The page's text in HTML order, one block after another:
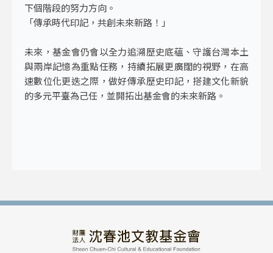
下個階段的努力方向。
「傳承時代印記，共創未來新路！」
未來，基金會仍會以全力追溯歷史底蘊、守護台灣本土
與兩岸記憶為重點任務，持續拓展更廣闊的視野，在高
速數位化更迭之際，做好傳承歷史印記，搭建文化新貌
的多元平臺為己任，並開拓出基金會的未來新路。